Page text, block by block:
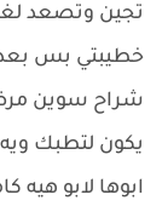
تجين وتصعد
خطيبتي بس
شراح سوين
يكون لتطبك
ابوها لابو هيه